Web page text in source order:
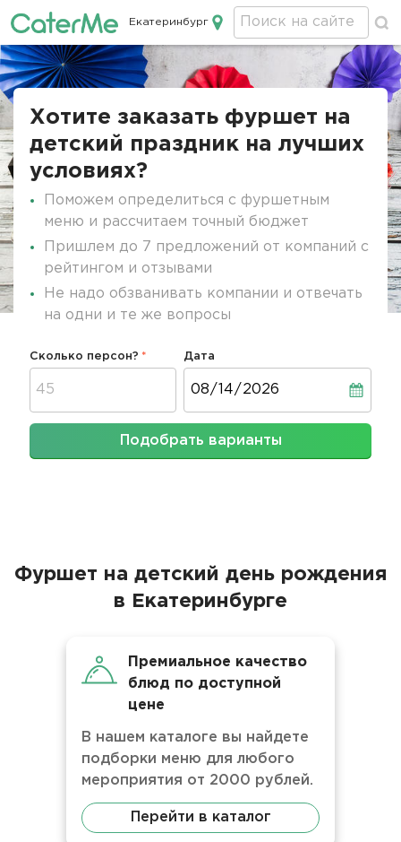
Кейтеринг в Екатеринбурге
Екатеринбург
Строка
Хотите заказать фуршет на
детский праздник на лучших
условиях?
Поможем определиться с фуршетным
меню и рассчитаем точный бюджет
Пришлем до 7 предложений от компаний с
рейтингом и отзывами
Не надо обзванивать компании и отвечать
на одни и те же вопросы
Сколько персон? Дата
Подобрать варианты
Фуршет на детский день рождения
в Екатеринбурге
Премиальное качество
блюд по доступной
цене
В нашем каталоге вы найдете
подборки меню для любого
мероприятия от 2000 рублей.
Перейти в каталог